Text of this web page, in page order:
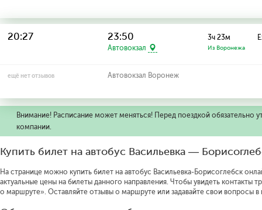
20:27 23:50
Автовокзал
3ч 23м
Из Воронежа
ещё нет отзывов Автовокзал Воронеж
Внимание! Расписание может меняться! Перед поездкой обязательно
компании.
Купить билет на автобус Васильевка —
На странице можно купить билет на автобус Васильевка-Борисоглебск
актуальные цены на билеты данного направления. Чтобы увидеть контакты
о маршруте». Оставляйте отзывы о маршруте или задавайте свои вопросы